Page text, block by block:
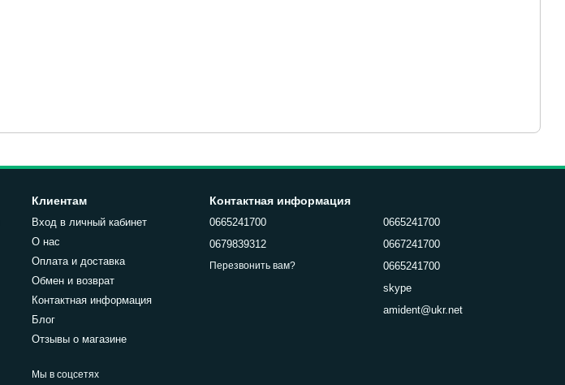
Клиентам
Вход в личный кабинет
О нас
Оплата и доставка
Обмен и возврат
Контактная информация
Блог
Отзывы о магазине
Мы в соцсетях
Контактная информация
0665241700
0679839312
Перезвонить вам?
0665241700
0667241700
0665241700
skype
amident@ukr.net